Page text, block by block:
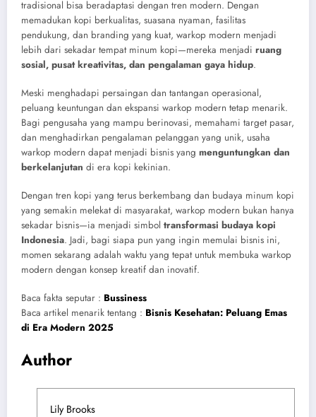
tradisional bisa beradaptasi dengan tren modern. Dengan
memadukan kopi berkualitas, suasana nyaman, fasilitas
pendukung, dan branding yang kuat, warkop modern menjadi
lebih dari sekadar tempat minum kopi—mereka menjadi ruang
sosial, pusat kreativitas, dan pengalaman gaya hidup.
Meski menghadapi persaingan dan tantangan operasional,
peluang keuntungan dan ekspansi warkop modern tetap menarik.
Bagi pengusaha yang mampu berinovasi, memahami target pasar,
dan menghadirkan pengalaman pelanggan yang unik, usaha
warkop modern dapat menjadi bisnis yang menguntungkan dan
berkelanjutan di era kopi kekinian.
Dengan tren kopi yang terus berkembang dan budaya minum kopi
yang semakin melekat di masyarakat, warkop modern bukan hanya
sekadar bisnis—ia menjadi simbol transformasi budaya kopi
Indonesia. Jadi, bagi siapa pun yang ingin memulai bisnis ini,
momen sekarang adalah waktu yang tepat untuk membuka warkop
modern dengan konsep kreatif dan inovatif.
Baca fakta seputar : Bussiness
Baca artikel menarik tentang : Bisnis Kesehatan: Peluang Emas
di Era Modern 2025
Author
Lily Brooks